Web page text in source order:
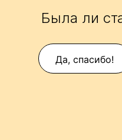
Была ли
Да, спасибо!